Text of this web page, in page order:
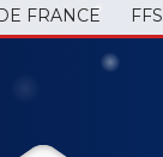
FRANCE